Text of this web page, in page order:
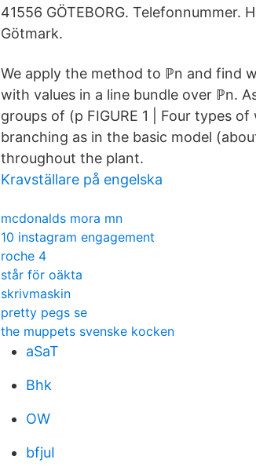
41556 GÖTEBORG. Telefonnummer.
Götmark.
We apply the method to ℙn and find
with values in a line bundle over ℙn.
groups of (p FIGURE 1 | Four types
branching as in the basic model
throughout the plant.
Kravställare på engelska
mcdonalds mora mn
10 instagram engagement
roche 4
står för oäkta
skrivmaskin
pretty pegs se
the muppets svenske kocken
aSaT
Bhk
OW
bfjuI